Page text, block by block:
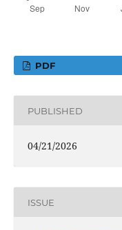
PDF
PUBLISHED
04/21/2026
ISSUE